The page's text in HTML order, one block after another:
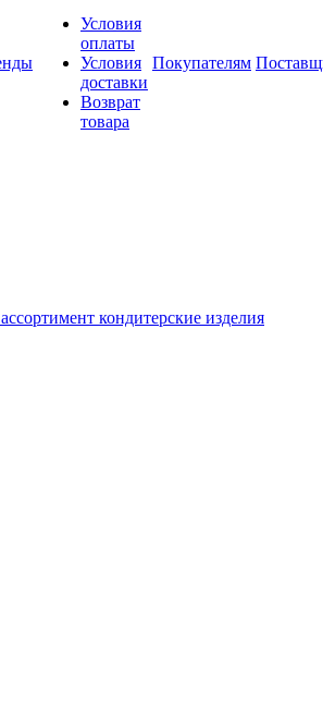
Условия
оплаты
Условия
доставки
Возврат
товара
Покупателям
кондитерские изделия